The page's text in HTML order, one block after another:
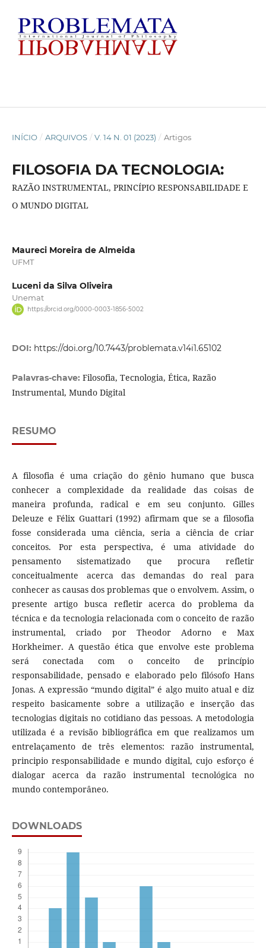
INÍCIO / ARQUIVOS / V. 14 N. 01 (2023) / Artigos
FILOSOFIA DA TECNOLOGIA:
RAZÃO INSTRUMENTAL, PRINCÍPIO RESPONSABILIDADE E
O MUNDO DIGITAL
Maureci Moreira de Almeida
UFMT
Luceni da Silva Oliveira
Unemat
https://orcid.org/0000-0003-1856-5002
DOI: https://doi.org/10.7443/problemata.v14i1.65102
Palavras-chave: Filosofia, Tecnologia, Ética, Razão
Instrumental, Mundo Digital
RESUMO
A filosofia é uma criação do gênio humano que busca
conhecer a complexidade da realidade das coisas de
maneira profunda, radical e em seu conjunto. Gilles
Deleuze e Félix Guattari (1992) afirmam que se a filosofia
fosse considerada uma ciência, seria a ciência de criar
conceitos. Por esta perspectiva, é uma atividade do
pensamento sistematizado que procura refletir
conceitualmente acerca das demandas do real para
conhecer as causas dos problemas que o envolvem. Assim, o
presente artigo busca refletir acerca do problema da
técnica e da tecnologia relacionada com o conceito de razão
instrumental, criado por Theodor Adorno e Max
Horkheimer. A questão ética que envolve este problema
será conectada com o conceito de princípio
responsabilidade, pensado e elaborado pelo filósofo Hans
Jonas. A expressão “mundo digital” é algo muito atual e diz
respeito basicamente sobre a utilização e inserção das
tecnologias digitais no cotidiano das pessoas. A metodologia
utilizada é a revisão bibliográfica em que realizamos um
entrelaçamento de três elementos: razão instrumental,
principio responsabilidade e mundo digital, cujo esforço é
dialogar acerca da razão instrumental tecnológica no
mundo contemporâneo.
DOWNLOADS